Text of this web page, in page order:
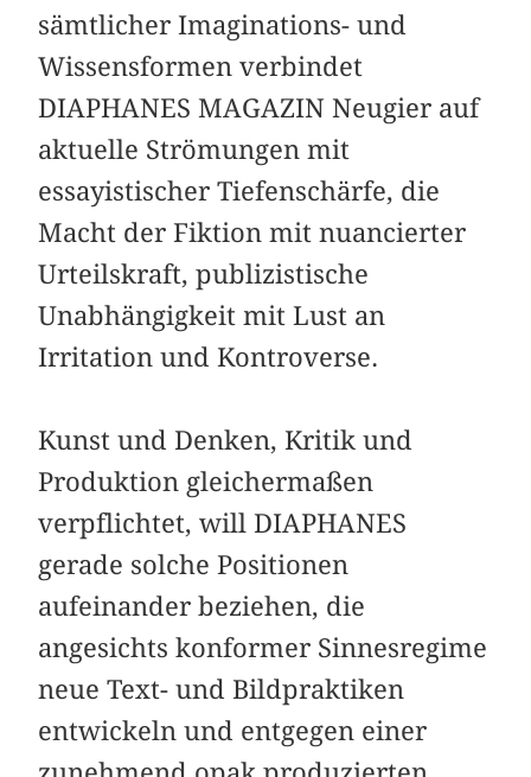
sämtlicher Imaginations- und
Wissensformen verbindet
DIAPHANES MAGAZIN Neugier auf
aktuelle Strömungen mit
essayistischer Tiefenschärfe, die
Macht der Fiktion mit nuancierter
Urteilskraft, publizistische
Unabhängigkeit mit Lust an
Irritation und Kontroverse.
Kunst und Denken, Kritik und
Produktion gleichermaßen
verpflichtet, will DIAPHANES
gerade solche Positionen
aufeinander beziehen, die
angesichts konformer Sinnesregime
neue Text- und Bildpraktiken
entwickeln und entgegen einer